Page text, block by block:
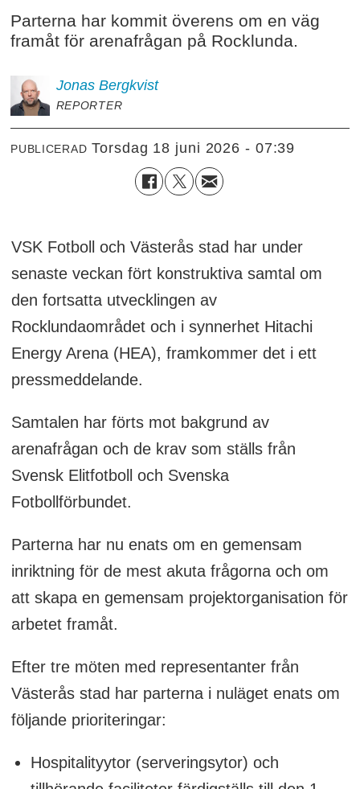
Parterna har kommit överens om en väg
framåt för arenafrågan på Rocklunda.
Jonas Bergkvist
REPORTER
PUBLICERAD torsdag 18 juni 2026 - 07:39
VSK Fotboll och Västerås stad har under
senaste veckan fört konstruktiva samtal om
den fortsatta utvecklingen av
Rocklundaområdet och i synnerhet Hitachi
Energy Arena (HEA), framkommer det i ett
pressmeddelande.
Samtalen har förts mot bakgrund av
arenafrågan och de krav som ställs från
Svensk Elitfotboll och Svenska
Fotbollförbundet.
Parterna har nu enats om en gemensam
inriktning för de mest akuta frågorna och om
att skapa en gemensam projektorganisation för
arbetet framåt.
Efter tre möten med representanter från
Västerås stad har parterna i nuläget enats om
följande prioriteringar:
Hospitalityytor (serveringsytor) och